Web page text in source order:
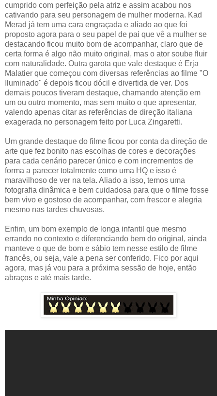
cumprido com perfeição pela atriz e assim acabou nos
cativando para seu personagem de mulher moderna. Kad
Merad já tem uma cara engraçada e aliado ao que foi
proposto agora para o seu papel de pai que vê a mulher se
destacando ficou muito bom de acompanhar, claro que de
certa forma é algo não muito original, mas o ator soube fluir
com naturalidade. Outra garota que vale destaque é Erja
Malatier que começou com diversas referências ao filme "O
Iluminado" é depois ficou dócil e divertida de ver. Dos
demais poucos tiveram destaque, chamando atenção em
um ou outro momento, mas sem muito o que apresentar,
valendo apenas citar as referências de direção italiana
exagerada no personagem feito por Luca Zingaretti.
Um grande destaque do filme ficou por conta da direção de
arte que fez bonito nas escolhas de cores e decorações
para cada cenário parecer único e com incrementos de
forma a parecer totalmente como uma HQ e isso é
maravilhoso de ver na tela. Aliado a isso, temos uma
fotografia dinâmica e bem cuidadosa para que o filme fosse
bem vivo e gostoso de acompanhar, com frescor e alegria
mesmo nas tardes chuvosas.
Enfim, um bom exemplo de longa infantil que mesmo
errando no contexto e diferenciando bem do original, ainda
manteve o que de bom e sábio tem nesse estilo de filme
francês, ou seja, vale a pena ser conferido. Fico por aqui
agora, mas já vou para a próxima sessão de hoje, então
abraços e até mais tarde.